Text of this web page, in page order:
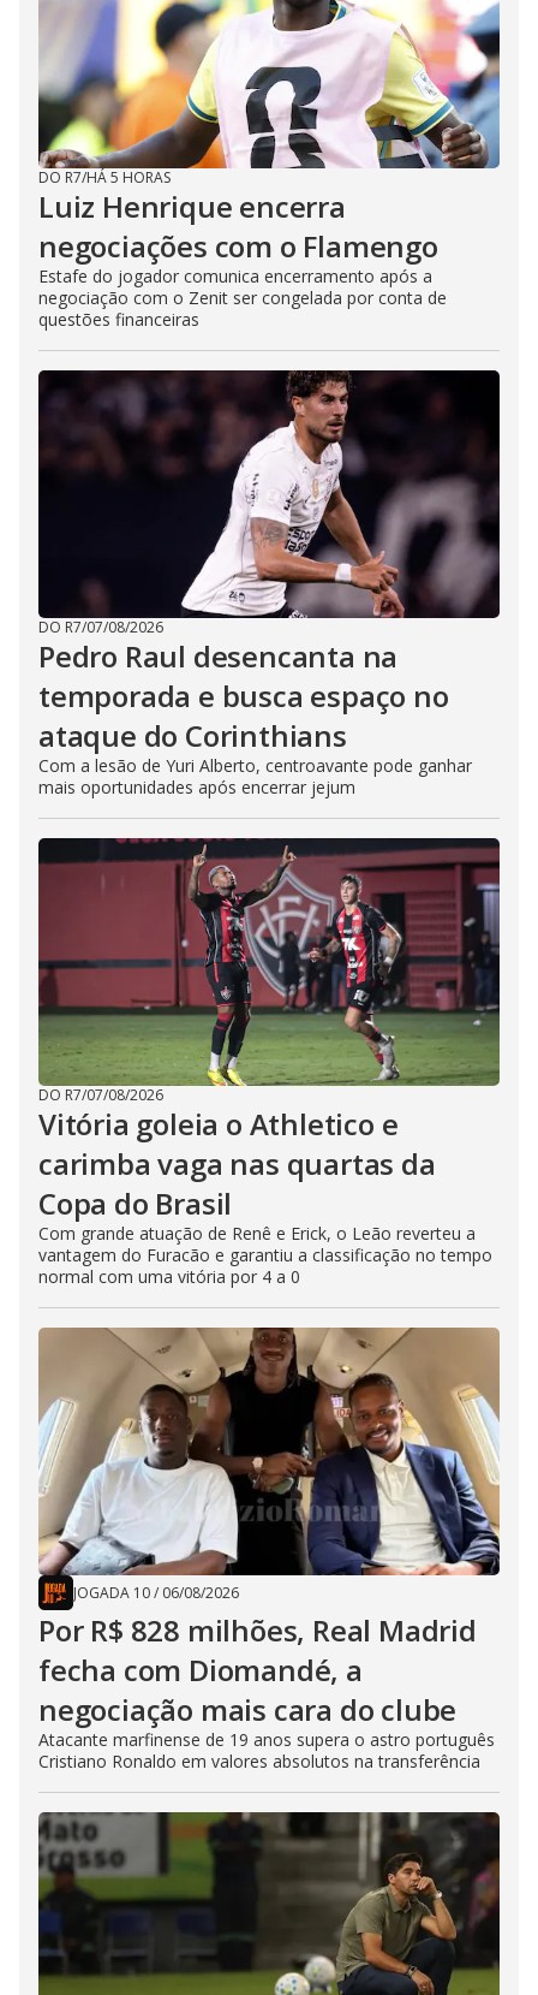
DO R7/HÁ 5 HORAS
Luiz Henrique encerra
negociações com o Flamengo
Estafe do jogador comunica encerramento após a
negociação com o Zenit ser congelada por conta de
questões financeiras
DO R7/07/08/2026
Pedro Raul desencanta na
temporada e busca espaço no
ataque do Corinthians
Com a lesão de Yuri Alberto, centroavante pode ganhar
mais oportunidades após encerrar jejum
DO R7/07/08/2026
Vitória goleia o Athletico e
carimba vaga nas quartas da
Copa do Brasil
Com grande atuação de Renê e Erick, o Leão reverteu a
vantagem do Furacão e garantiu a classificação no tempo
normal com uma vitória por 4 a 0
JOGADA 10/ 06/08/2026
Por R$ 828 milhões, Real Madrid
fecha com Diomandé, a
negociação mais cara do clube
Atacante marfinense de 19 anos supera o astro português
Cristiano Ronaldo em valores absolutos na transferência